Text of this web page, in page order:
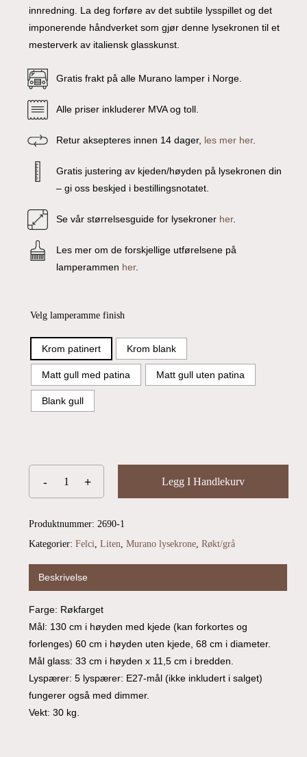
Go To Shop
innredning. La deg forføre av det subtile lysspillet og det
imponerende håndverket som gjør denne lysekronen til et
mesterverk av italiensk glasskunst.
Gratis frakt på alle Murano lamper i Norge.
Alle priser inkluderer MVA og toll.
Retur aksepteres innen 14 dager, les mer her.
Gratis justering av kjeden/høyden på lysekronen din
– gi oss beskjed i bestillingsnotatet.
Se vår størrelsesguide for lysekronerher.
Les mer om de forskjellige utførelsene på
lamperammen her.
Velg lamperamme finish
Krom patinert Krom blank
Matt gull med patina Matt gull uten patina
Blank gull
Legg I Handlekurv
Produktnummer: 2690-1
Kategorier: Felci, Liten, Murano lysekrone, Røkt/grå
Beskrivelse
Farge: Røkfarget
Mål: 130 cm i høyden med kjede (kan forkortes og
forlenges) 60 cm i høyden uten kjede, 68 cm i diameter.
Mål glass: 33 cm i høyden x 11,5 cm i bredden.
Lyspærer: 5 lyspærer: E27-mål (ikke inkludert i salget)
fungerer også med dimmer.
Vekt: 30 kg.